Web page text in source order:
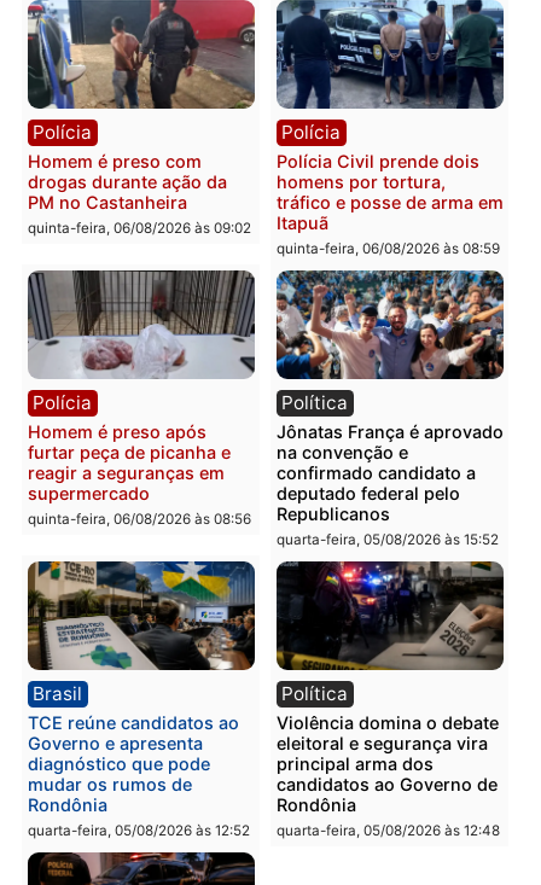
Polícia
Policiais militares
recuperam moto furtada e
prendem trio na zona
quinta-feira, 06/08/2026 às 09:28
Polícia
Jovem é encontrado
na Rua dos Cravos e
é investigado pela
em RO
quinta-feira, 06/08/2026 às
Polícia
Homem é esfaqueado no
tórax durante briga com
vizinho no bairro Ulysses
quinta-feira, 06/08/2026 às 09:24
Polícia
Três suspeitos ligados a
facção criminosa são
presos por receptação e
adulteração de veículos
em Porto Velho
quinta-feira, 06/08/2026 às
Polícia
Homem é preso com
drogas durante ação da
PM no Castanheira
quinta-feira, 06/08/2026 às 09:02
Polícia
Polícia Civil prende dois
homens por tortura,